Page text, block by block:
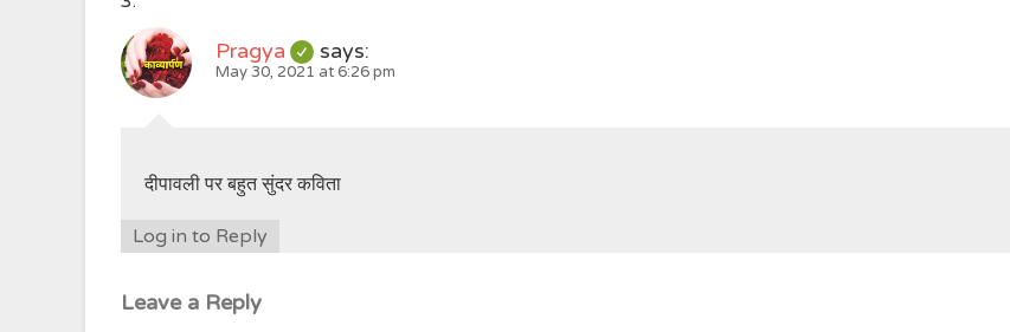
Pragya says:
May 30, 2021 at 6:26 pm
दीपावली पर बहुत सुंदर कविता
Log in to Reply
Leave a Reply